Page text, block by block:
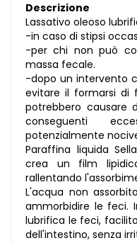
Descrizione
Lassativo oleoso
-in caso di stipsi
-per chi non può
massa fecale.
-dopo un intervento
evitare il formarsi di
potrebbero causare
conseguenti
potenzialmente
Paraffina liquida
crea un film
rallentando
L'acqua non
ammorbidire le feci.
lubrifica le feci,
dell'intestino, senza